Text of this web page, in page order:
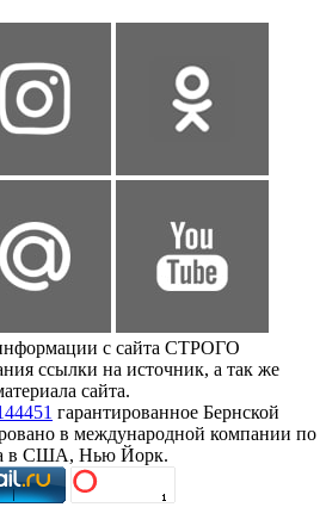
с сайта СТРОГО
ссылки на источник, а так же
сайта.
гарантированное Бернской
в международной компании по
в США, Нью Йорк.